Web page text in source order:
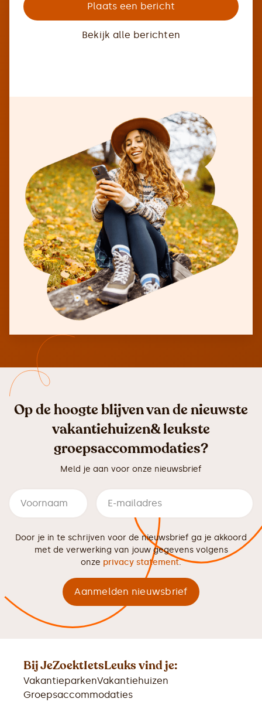
Plaats een bericht
Bekijk alle berichten
Op de hoogte blijven van de nieuwste
vakantiehuizen& leukste
groepsaccommodaties?
Meld je aan voor onze nieuwsbrief
Door je in te schrijven voor de nieuwsbrief ga je akkoord
met de verwerking van jouw gegevens volgens
onze privacy statement.
Bij JeZoektIetsLeuks vind je:
VakantieparkenVakantiehuizen
Groepsaccommodaties